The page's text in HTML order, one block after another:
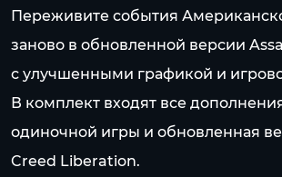
Переживите события
заново в обновленной версии
с улучшенными графикой и
В комплект входят все
одиночной игры и обновленная
Creed Liberation.